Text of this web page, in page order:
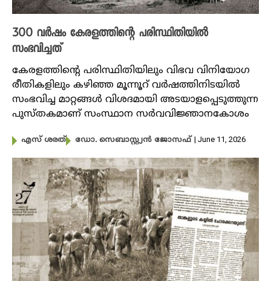
300 വ‍ർഷം കേരളത്തിന്റെ പരിസ്ഥിതിയിൽ
സംഭവിച്ചത്‌
കേരളത്തിന്റെ പരിസ്ഥിതിയിലും വിഭവ വിനിയോ​ഗ
രീതികളിലും കഴിഞ്ഞ മൂന്നൂറ് വർഷത്തിനിടയിൽ
സംഭവിച്ച മാറ്റങ്ങൾ വിശദമായി അടയാളപ്പെടുത്തുന്ന
പുസ്തകമാണ് സംസ്ഥാന സർവവിജ്ഞാനകോശം
എസ് ശരത് ഡോ. സെബാസ്റ്റ്യൻ ജോസഫ് | June 11, 2026